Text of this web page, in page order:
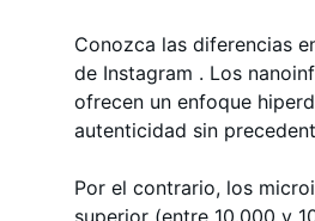
Conozca las diferencias
de Instagram . Los
ofrecen un enfoque
autenticidad sin
Por el contrario, los
superior (entre 10.000 y